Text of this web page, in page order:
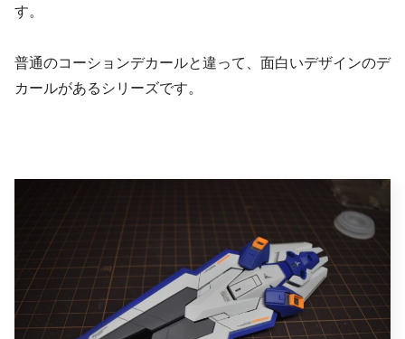
す。
普通のコーションデカールと違って、面白いデザインのデ
カールがあるシリーズです。